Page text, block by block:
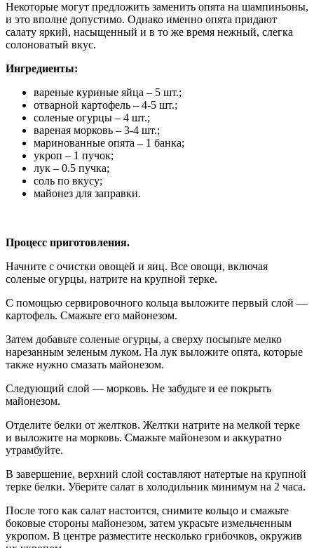
Некоторые могут предложить заменить опята на шампиньоны,
и это вполне допустимо. Однако именно опята придают
салату яркий, насыщенный и в то же время нежный, слегка
солоноватый вкус.
Ингредиенты:
вареные куриные яйца – 5 шт.;
отварной картофель – 4-5 шт.;
соленые огурцы – 4 шт.;
вареная морковь – 3-4 шт.;
маринованные опята – 1 банка;
укроп – 1 пучок;
лук – 0.5 пучка;
соль по вкусу;
майонез для заправки.
Процесс приготовления.
Начните с очистки овощей и яиц. Все овощи, включая
соленые огурцы, натрите на крупной терке.
С помощью сервировочного кольца выложите первый слой —
картофель. Смажьте его майонезом.
Затем добавьте соленые огурцы, а сверху посыпьте мелко
нарезанным зеленым луком. На лук выложите опята, которые
также нужно смазать майонезом.
Следующий слой — морковь. Не забудьте и ее покрыть
майонезом.
Отделите белки от желтков. Желтки натрите на мелкой терке
и выложите на морковь. Смажьте майонезом и аккуратно
утрамбуйте.
В завершение, верхний слой составляют натертые на крупной
терке белки. Уберите салат в холодильник минимум на 2 часа.
После того как салат настоится, снимите кольцо и смажьте
боковые стороны майонезом, затем украсьте измельченным
укропом. В центре разместите несколько грибочков, окружив